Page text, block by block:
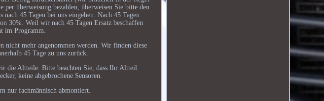
per überweisung bezahlen, überweisen Sie bitte den
45 Tagen bei uns eingehen. Nach 45 Tagen
30%. Weil wir nach 45 Tagen Ersatz beschaffen
im Programm.
nicht mehr angenommen werden. Wir finden diese
45 Tage zu uns zurück.
die Altteile. Bitte beachten Sie, dass Ihr Altteil
keine abgebrochene Sensoren.
nur fachmännisch abmontiert.